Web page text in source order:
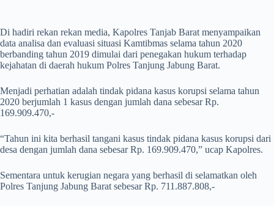
Di hadiri rekan rekan media, Kapolres Tanjab Barat menyampaikan
data analisa dan evaluasi situasi Kamtibmas selama tahun 2020
berbanding tahun 2019 dimulai dari penegakan hukum terhadap
kejahatan di daerah hukum Polres Tanjung Jabung Barat.
Menjadi perhatian adalah tindak pidana kasus korupsi selama tahun
2020 berjumlah 1 kasus dengan jumlah dana sebesar Rp.
169.909.470,-
“Tahun ini kita berhasil tangani kasus tindak pidana kasus korupsi dari
desa dengan jumlah dana sebesar Rp. 169.909.470,” ucap Kapolres.
Sementara untuk kerugian negara yang berhasil di selamatkan oleh
Polres Tanjung Jabung Barat sebesar Rp. 711.887.808,-